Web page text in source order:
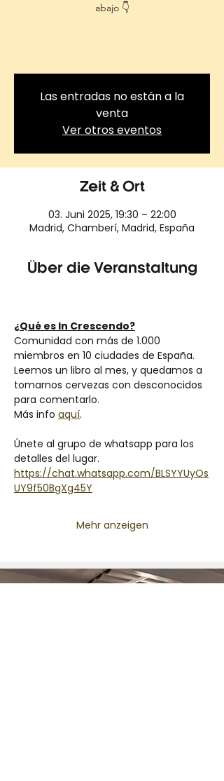
abajo 👇
Las entradas no están a la
venta
Ver otros eventos
Zeit & Ort
03. Juni 2025, 19:30 – 22:00
Madrid, Chamberí, Madrid, España
Über die Veranstaltung
¿Qué es In Crescendo?
Comunidad con más de 1.000
miembros en 10 ciudades de España.
Leemos un libro al mes, y quedamos a
tomarnos cervezas con desconocidos
para comentarlo.
Más info aquí.
Únete al grupo de whatsapp para los
detalles del lugar.
https://chat.whatsapp.com/BLSYYUyOs
UY9f50BgXg45Y
Mehr anzeigen